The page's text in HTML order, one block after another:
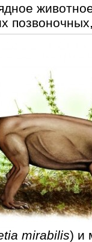
mirabilis) и